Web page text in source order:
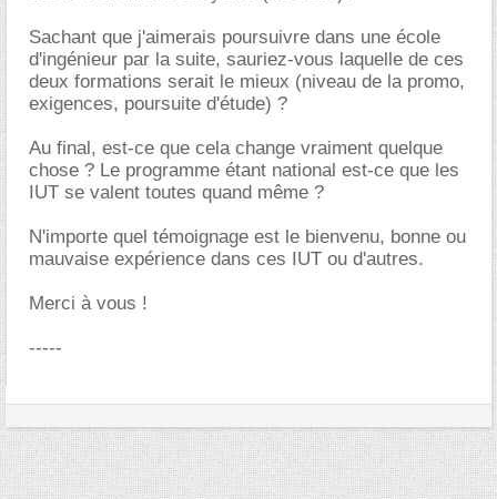
Sachant que j'aimerais poursuivre dans une école
d'ingénieur par la suite, sauriez-vous laquelle de ces
deux formations serait le mieux (niveau de la promo,
exigences, poursuite d'étude) ?
Au final, est-ce que cela change vraiment quelque
chose ? Le programme étant national est-ce que les
IUT se valent toutes quand même ?
N'importe quel témoignage est le bienvenu, bonne ou
mauvaise expérience dans ces IUT ou d'autres.
Merci à vous !
-----